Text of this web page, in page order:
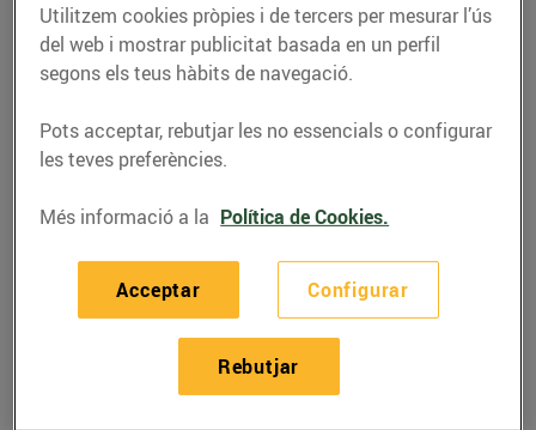
Lasanya de tofu i espinacs
01/d’octubre/2020
Ingredients (4 persones): 500 g d’espinacs
frescos 2 grans d’all sal marina 200 ml de
crema de...
LLEGIR MÉS
Utilitzem cookies pròpies i de tercers per mesurar l’ús
del web i mostrar publicitat basada en un perfil
segons els teus hàbits de navegació.
Pots acceptar, rebutjar les no essencials o configurar
les teves preferències.
Més informació a la Política de Cookies.
Configurar
Rebutjar
Acceptar